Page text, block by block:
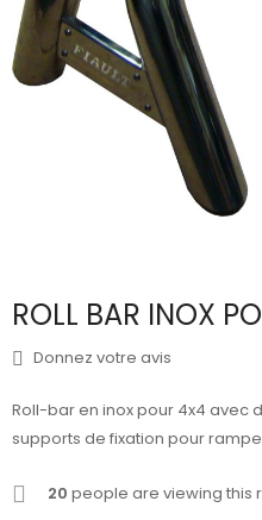
ROLL BAR INOX
Donnez votre avis
Roll-bar en inox pour 4x4 avec
supports de fixation pour
20 people are viewing this